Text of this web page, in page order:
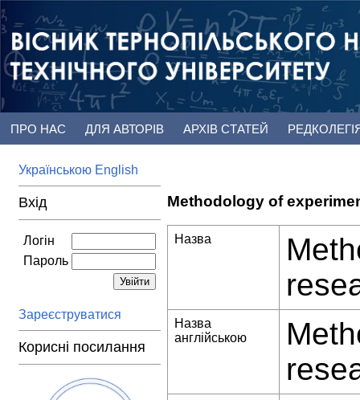
ПРО НАС ДЛЯ АВТОРІВ АРХІВ СТАТЕЙ
Українською English
Вхід
Логін
Пароль
Зареєструватися
Корисні посилання
Methodology of
Назва
Назва
англійською